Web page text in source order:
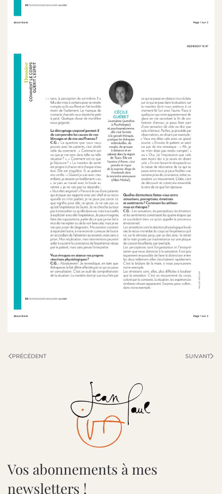
PRÉCÉDENT SUIVANT
Vos abonnements à mes
newsletters !